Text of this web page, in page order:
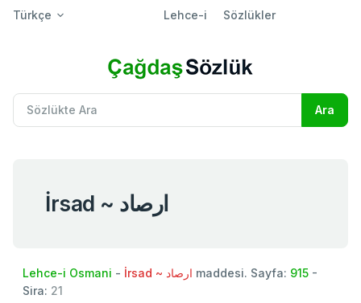
Türkçe Lehce-i Sözlükler
İrsad ~ ارصاد
Lehce-i Osmani - İrsad ~ ارصاد maddesi. Sayfa: 915 -
Sira: 21